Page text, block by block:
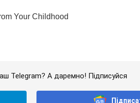
Telegram? А даремно! Підписуйся